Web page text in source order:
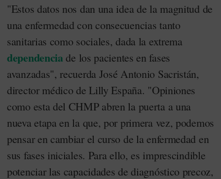
"Estos datos nos dan una idea de la magnitud de
una enfermedad con consecuencias tanto
sanitarias como sociales, dada la extrema
dependenciade los pacientes en fases
avanzadas", recuerda José Antonio Sacristán,
director médico de Lilly España. "Opiniones
como esta del CHMP abren la puerta a una
nueva etapa en la que, por primera vez, podemos
pensar en cambiar el curso de la enfermedad en
sus fases iniciales. Para ello, es imprescindible
potenciar las capacidades de diagnóstico precoz,